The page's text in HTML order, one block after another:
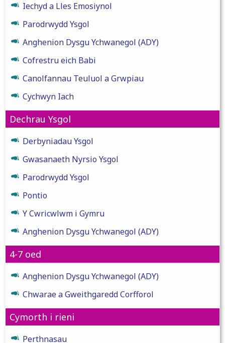
Iechyd a Lles Emosiynol
Parodrwydd Ysgol
Anghenion Dysgu Ychwanegol (ADY)
Cofrestru eich Babi
Canolfannau Teuluol a Grwpiau
Cychwyn Iach
Dechrau Ysgol
Derbyniadau Ysgol
Gwasanaeth Nyrsio Ysgol
Parodrwydd Ysgol
Pontio
Y Cwricwlwm i Gymru
Anghenion Dysgu Ychwanegol (ADY)
4-7 oed
Anghenion Dysgu Ychwanegol (ADY)
Chwarae a Gweithgaredd Corfforol
Cymorth i rieni
Perthnasau